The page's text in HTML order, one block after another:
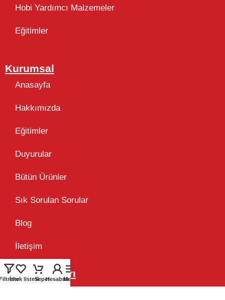
Hobi Yardımcı Malzemeler
Eğitimler
Kurumsal
Anasayfa
Hakkımızda
Eğitimler
Duyurular
Bütün Ürünler
Sık Sorulan Sorular
Blog
İletişim
Bilgi Sayfaları
Mesafeli Satış Sözleşmesi
İstek listesiSepetHesabımMenü